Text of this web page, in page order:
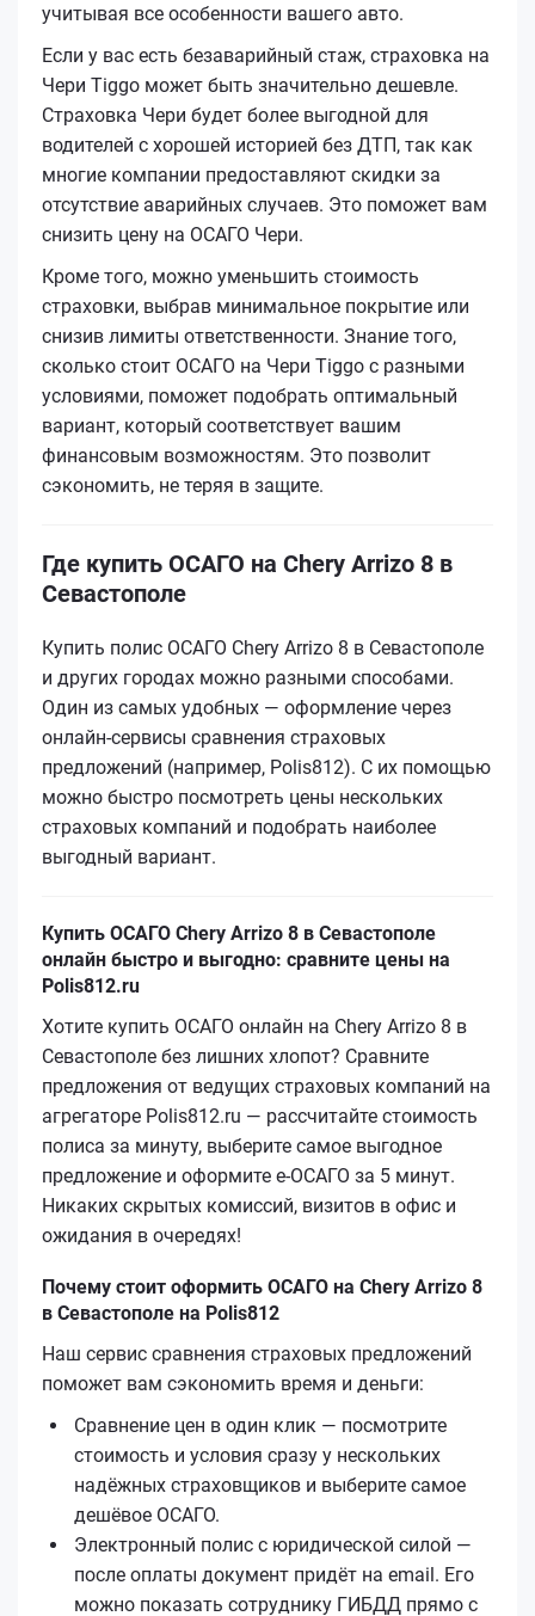
учитывая все особенности вашего авто.
Если у вас есть безаварийный стаж, страховка на
Чери Tiggo может быть значительно дешевле.
Страховка Чери будет более выгодной для
водителей с хорошей историей без ДТП, так как
многие компании предоставляют скидки за
отсутствие аварийных случаев. Это поможет вам
снизить цену на ОСАГО Чери.
Кроме того, можно уменьшить стоимость
страховки, выбрав минимальное покрытие или
снизив лимиты ответственности. Знание того,
сколько стоит ОСАГО на Чери Tiggo с разными
условиями, поможет подобрать оптимальный
вариант, который соответствует вашим
финансовым возможностям. Это позволит
сэкономить, не теряя в защите.
Где купить ОСАГО на Chery Arrizo 8 в
Севастополе
Купить полис ОСАГО Chery Arrizo 8 в Севастополе
и других городах можно разными способами.
Один из самых удобных — оформление через
онлайн-сервисы сравнения страховых
предложений (например, Polis812). С их помощью
можно быстро посмотреть цены нескольких
страховых компаний и подобрать наиболее
выгодный вариант.
Купить ОСАГО Chery Arrizo 8 в Севастополе
онлайн быстро и выгодно: сравните цены на
Polis812.ru
Хотите купить ОСАГО онлайн на Chery Arrizo 8 в
Севастополе без лишних хлопот? Сравните
предложения от ведущих страховых компаний на
агрегаторе Polis812.ru — рассчитайте стоимость
полиса за минуту, выберите самое выгодное
предложение и оформите е‑ОСАГО за 5 минут.
Никаких скрытых комиссий, визитов в офис и
ожидания в очередях!
Почему стоит оформить ОСАГО на Chery Arrizo 8
в Севастополе на Polis812
Наш сервис сравнения страховых предложений
поможет вам сэкономить время и деньги:
Сравнение цен в один клик — посмотрите
стоимость и условия сразу у нескольких
надёжных страховщиков и выберите самое
дешёвое ОСАГО.
Электронный полис с юридической силой —
после оплаты документ придёт на email. Его
можно показать сотруднику ГИБДД прямо с